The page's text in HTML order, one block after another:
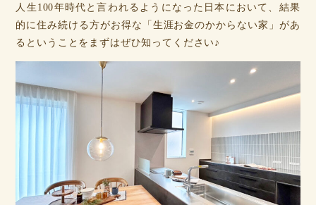
人生100年時代と言われるようになった日本において、結果
的に住み続ける方がお得な「生涯お金のかからない家」があ
るということをまずはぜひ知ってください♪